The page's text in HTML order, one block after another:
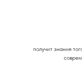
получит знания